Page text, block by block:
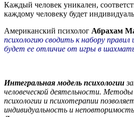
Каждый человек уникален,
каждому человеку будет
Американский психолог Абрахам
психологию сводить к набору
будет ее отличие от игры в
Интегральная модель психологии
человеческой деятельности.
психологии и психотерапии
индивидуальность и